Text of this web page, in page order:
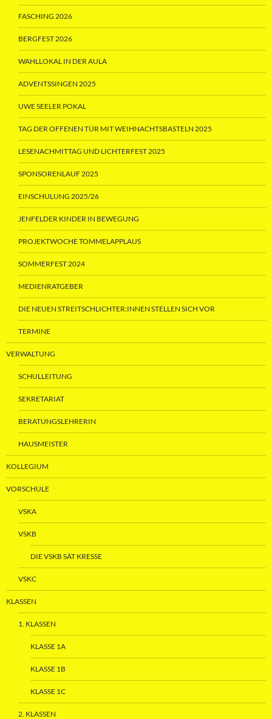
FASCHING 2026
BERGFEST 2026
WAHLLOKAL IN DER AULA
ADVENTSSINGEN 2025
UWE SEELER POKAL
TAG DER OFFENEN TÜR MIT WEIHNACHTSBASTELN 2025
LESENACHMITTAG UND LICHTERFEST 2025
SPONSORENLAUF 2025
EINSCHULUNG 2025/26
JENFELDER KINDER IN BEWEGUNG
PROJEKTWOCHE TOMMELAPPLAUS
SOMMERFEST 2024
MEDIENRATGEBER
DIE NEUEN STREITSCHLICHTER:INNEN STELLEN SICH VOR
TERMINE
VERWALTUNG
SCHULLEITUNG
SEKRETARIAT
BERATUNGSLEHRERIN
HAUSMEISTER
KOLLEGIUM
VORSCHULE
VSKA
VSKB
DIE VSKB SÄT KRESSE
VSKC
KLASSEN
1. KLASSEN
KLASSE 1A
KLASSE 1B
KLASSE 1C
2. KLASSEN